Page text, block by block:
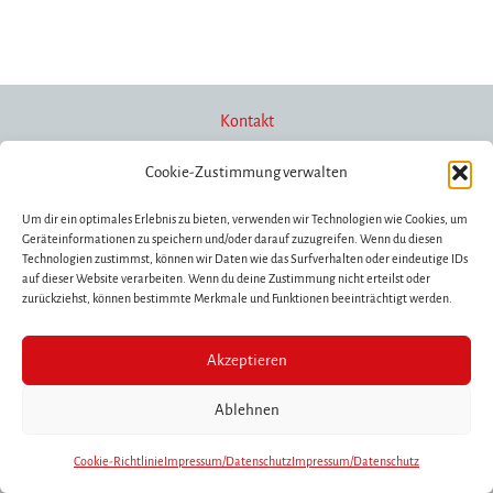
Cookie-Zustimmung verwalten
Um dir ein optimales Erlebnis zu bieten, verwenden wir Technologien wie Cookies, um
Geräteinformationen zu speichern und/oder darauf zuzugreifen. Wenn du diesen
Technologien zustimmst, können wir Daten wie das Surfverhalten oder eindeutige IDs
auf dieser Website verarbeiten. Wenn du deine Zustimmung nicht erteilst oder
zurückziehst, können bestimmte Merkmale und Funktionen beeinträchtigt werden.
Akzeptieren
Ablehnen
Cookie-RichtlinieImpressum/DatenschutzImpressum/Datenschutz
Kontakt
Förderung/Spenden
Impressum/Datenschutz